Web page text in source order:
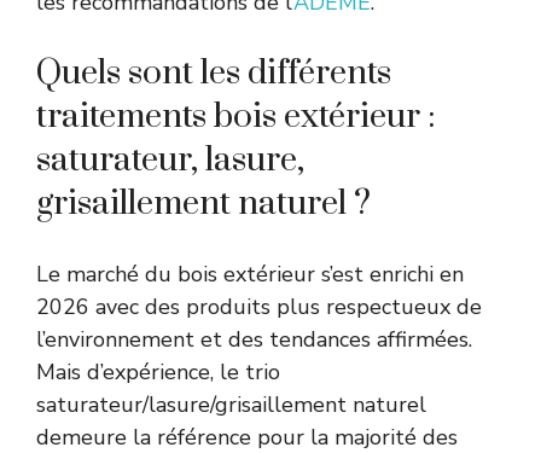
Quels sont les différents
traitements bois extérieur :
saturateur, lasure,
grisaillement naturel ?
Le marché du bois extérieur s’est enrichi en
2026 avec des produits plus respectueux de
l’environnement et des tendances affirmées.
Mais d’expérience, le trio
saturateur/lasure/grisaillement naturel
demeure la référence pour la majorité des